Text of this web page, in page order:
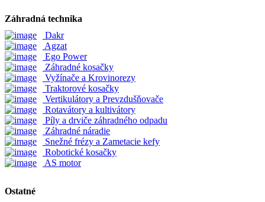
Záhradná technika
Dakr
Agzat
Ego Power
Záhradné kosačky
Vyžínače a Krovinorezy
Traktorové kosačky
Vertikulátory a Prevzdušňovače
Rotavátory a kultivátory
Píly a drviče záhradného odpadu
Záhradné náradie
Snežné frézy a Zametacie kefy
Robotické kosačky
AS motor
Ostatné